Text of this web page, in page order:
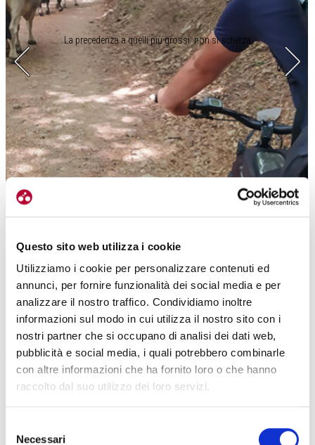
Questo sito web utilizza i cookie
Utilizziamo i cookie per personalizzare contenuti ed
annunci, per fornire funzionalità dei social media e per
analizzare il nostro traffico. Condividiamo inoltre
informazioni sul modo in cui utilizza il nostro sito con i
nostri partner che si occupano di analisi dei dati web,
pubblicità e social media, i quali potrebbero combinarle
con altre informazioni che ha fornito loro o che hanno
raccolto dal suo utilizzo dei loro servizi.
delNecessari
La precedenza a quelli più grossi: non si scherza
AL RITMO DELLE MUCCHE
Mentre inizia la funzione religiosa,riprendiamo a scendere
dapprima sulla mulattiera esposta, quindi nel bosco. Siamo in
linea con la tabella di marcia ma… occorre rispettare i tempi della
natura. E cosí ci ritroviamoaccodati a quattro mucche che
percorrono la stessa nostra strada sterrata
. Ci teniamo a qualche
metro di distanza per non spaventarle. Non essendoci vie di fuga
laterali dobbiamo rallentare al loro passo scandito dai campanacci.